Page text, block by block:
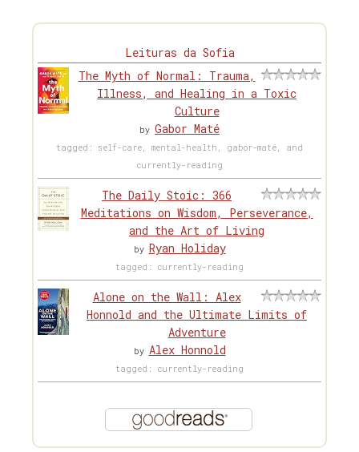
Leituras da Sofia
The Myth of Normal: Trauma,
Illness, and Healing in a Toxic
Culture
by Gabor Maté
tagged: self-care, mental-health, gabor-maté, and
currently-reading
The Daily Stoic: 366
Meditations on Wisdom, Perseverance,
and the Art of Living
by Ryan Holiday
tagged: currently-reading
Alone on the Wall: Alex
Honnold and the Ultimate Limits of
Adventure
by Alex Honnold
tagged: currently-reading